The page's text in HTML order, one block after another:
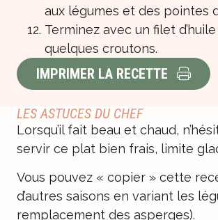
aux légumes et des pointes
Terminez avec un filet d’huile
quelques croutons.
IMPRIMER LA RECETTE
LES ASTUCES DU CHEF
Lorsqu’il fait beau et chaud,
servir ce plat bien frais, limite
Vous pouvez « copier » cette
d’autres saisons en variant les
remplacement des asperges).